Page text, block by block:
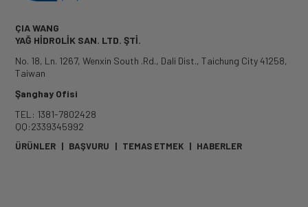
ÇIA WANG
YAĞ HİDROLİK SAN. LTD. ŞTİ.
No. 18, Ln. 1267, Wenxin South .Rd., Dali Dist.,Taichung City41258,
Taiwan
Şanghay Ofisi
TEL: 1381-7802428
QQ:2339345992
ÜRÜNLER | BAŞVURU | TEMAS ETMEK | HABERLER